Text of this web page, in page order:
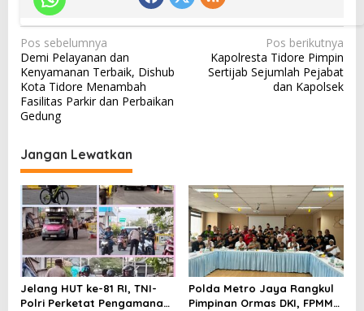
N
a
v
i
a
s
i
p
o
s
Pos sebelumnya
Demi Pelayanan dan
Kenyamanan Terbaik, Dishub
Kota Tidore Menambah
Fasilitas Parkir dan Perbaikan
Gedung
Pos berikutnya
Kapolresta Tidore Pimpin
Sertijab Sejumlah Pejabat
dan Kapolsek
Jangan Lewatkan
Jelang HUT ke-81 RI, TNI-
Polri Perketat Pengamanan
Polda Metro Jaya Rangkul
Pimpinan Ormas DKI, FPMM